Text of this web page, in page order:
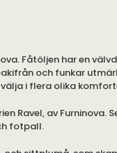
Fåtöljen har en
och funkar
i flera olika
Ravel, av Furninova.
fotpall.